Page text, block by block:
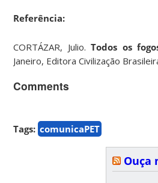
Referência:
CORTÁZAR, Julio.Todos os
Janeiro, Editora Civilização
Comments
Tags: comunicaPET
Ouça